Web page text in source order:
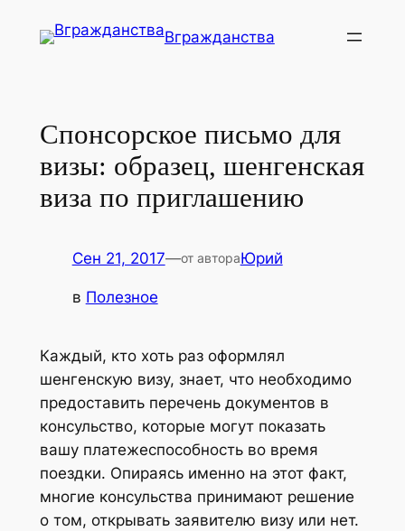
Вгражданства
Спонсорское письмо для
визы: образец, шенгенская
виза по приглашению
Сен 21, 2017—от автораЮрий
в Полезное
Каждый, кто хоть раз оформлял
шенгенскую визу, знает, что необходимо
предоставить перечень документов в
консульство, которые могут показать
вашу платежеспособность во время
поездки. Опираясь именно на этот факт,
многие консульства принимают решение
о том, открывать заявителю визу или нет.